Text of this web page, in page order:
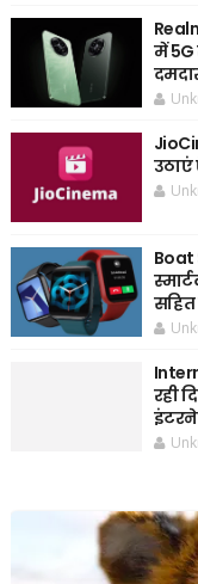
में 5G
उठाएं
Boat
रही